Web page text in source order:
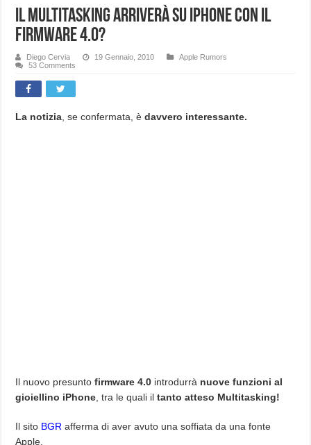
Il multitasking arriverà su iPhone con il
Firmware 4.0?
Diego Cervia 19 Gennaio, 2010
Apple Rumors
53 Comments
La notizia , se confermata, è davvero interessante.
Il nuovo presuntofirmware 4.0 introdurrà nuove funzioni al
gioiellino iPhone , tra le quali iltanto atteso Multitasking!
Il sito BGR afferma di aver avuto una soffiata da una fonte
Apple.